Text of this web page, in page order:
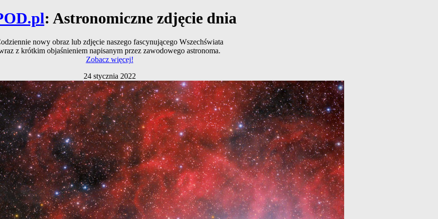
: Astronomiczne zdjęcie dnia
nowy obraz lub zdjęcie naszego fascynującego Wszechświata
z krótkim objaśnieniem napisanym przez zawodowego astronoma.
Zobacz więcej!
24 stycznia 2022